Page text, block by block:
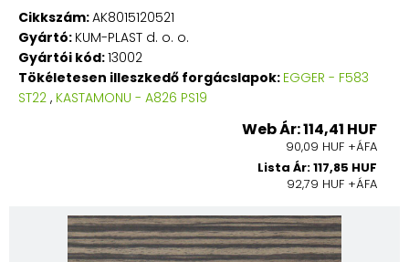
Cikkszám:AK8015120521
Gyártó: KUM-PLAST d. o. o.
Gyártói kód:13002
Tökéletesen illeszkedő forgácslapok: EGGER - F583
ST22 , KASTAMONU - A826 PS19
Web Ár: 114,41 HUF
90,09 HUF +ÁFA
Lista Ár: 117,85 HUF
92,79 HUF +ÁFA